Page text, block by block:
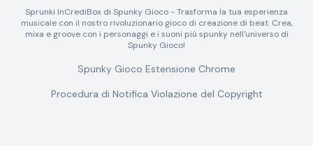
Sprunki InCrediBox di Spunky Gioco - Trasforma la tua esperienza
musicale con il nostro rivoluzionario gioco di creazione di beat. Crea,
mixa e groove con i personaggi e i suoni più spunky nell'universo di
Spunky Gioco!
Spunky Gioco Estensione Chrome
Procedura di Notifica Violazione del Copyright